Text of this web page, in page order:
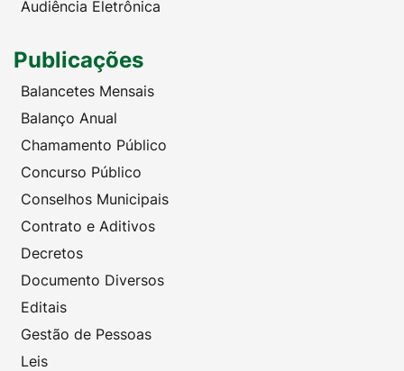
Audiência Eletrônica
Publicações
Balancetes Mensais
Balanço Anual
Chamamento Público
Concurso Público
Conselhos Municipais
Contrato e Aditivos
Decretos
Documento Diversos
Editais
Gestão de Pessoas
Leis